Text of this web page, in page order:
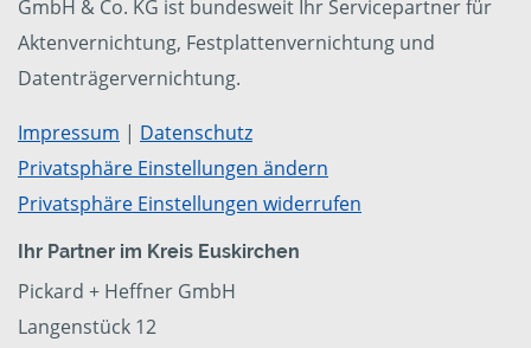
GmbH & Co. KG ist bundesweit Ihr Servicepartner für
Aktenvernichtung, Festplattenvernichtung und
Datenträgervernichtung.
Impressum | Datenschutz
Privatsphäre Einstellungen ändern
Privatsphäre Einstellungen widerrufen
Ihr Partner im Kreis Euskirchen
Pickard + Heffner GmbH
Langenstück 12